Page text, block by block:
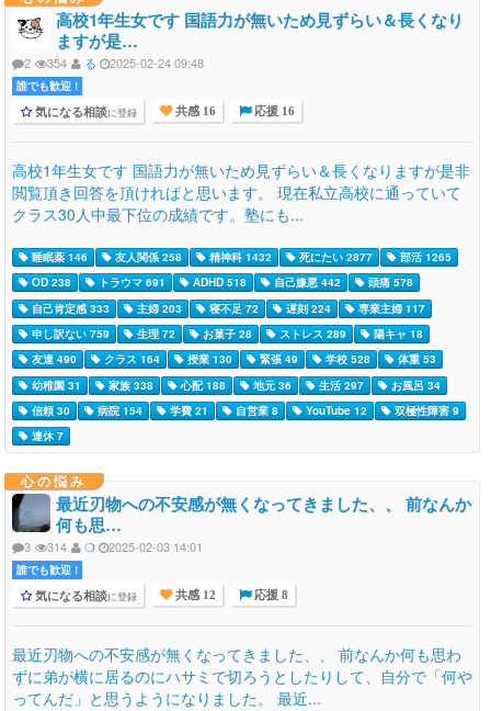
高校1年生女です 国語力が無いため見ずらい＆長くなり
ますが是…
2 354 る 2025-02-24 09:48
誰でも歓迎 !
気になる相談に登録 共感 16 応援 16
高校1年生女です 国語力が無いため見ずらい＆長くなりますが是非
閲覧頂き回答を頂ければと思います。 現在私立高校に通っていて
クラス30人中最下位の成績です。塾にも...
睡眠薬 146 友人関係 258 精神科 1432 死にたい 2877
部活 1265
OD 238
トラウマ 691 ADHD 518 自己嫌悪 442
頭痛 578
自己肯定感 333
主婦 203 寝不足 72 遅刻 224
専業主婦 117
申し訳ない 759
生理 72 お菓子 28 ストレス 289
陽キャ 18
友達 490
クラス 164 授業 130 緊張 49 学校 528
体重 53
幼稚園 31
家族 338 心配 188 地元 36 生活 297
お風呂 34
信頼 30
病院 154 学費 21 自営業 8 YouTube 12
双極性障害 9
連休 7
心の悩み
最近刃物への不安感が無くなってきました、、 前なんか
何も思…
3 314 ❍ 2025-02-03 14:01
誰でも歓迎 !
気になる相談に登録 共感 12 応援 8
最近刃物への不安感が無くなってきました、、 前なんか何も思わ
ずに弟が横に居るのにハサミで切ろうとしたりして、自分で「何や
ってんだ」と思うようになりました。 最近...